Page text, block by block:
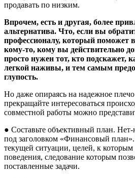
продавать по низким.
Впрочем, есть и другая, более
альтернатива. Что, если вы
профессионалу, который поможет
кому-то, кому вы действительно
просто нужен тот, кто подскажет,
легкой наживы, и тем самым
глупость.
Но даже опираясь на надежное
прекращайте интересоваться
совместной работы можно
● Составьте объективный план.
под заголовком «Финансовый
текущей ситуации, целей, к
поведения, следование которым
поставленные задачи.